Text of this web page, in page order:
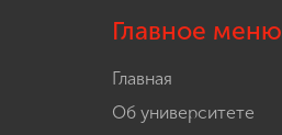
Главное меню
Главная
Об университете